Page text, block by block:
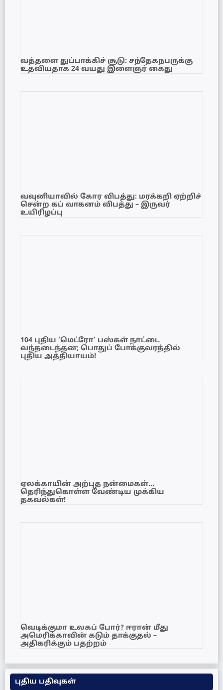
வத்தளை துப்பாக்கிச் சூடு: சந்தேகநபருக்கு
உதவியதாக 24 வயது இளைஞர் கைது
வவுனியாவில் கோர விபத்து: மரக்கறி ஏற்றிச்
சென்ற கப் வாகனம் விபத்து – இருவர்
உயிரிழப்பு
104 புதிய ‘மெட்ரோ’ பஸ்கள் நாட்டை
வந்தடைந்தன; பொதுப் போக்குவரத்தில்
புதிய அத்தியாயம்!
ஏலக்காயின் அற்புத நன்மைகள்…
தெரிந்துகொள்ள வேண்டிய முக்கிய
தகவல்கள்!
வெடிக்குமா உலகப் போர்? ஈரான் மீது
அமெரிக்காவின் கடும் தாக்குதல் –
அதிகரிக்கும் பதற்றம்
புதிய பதிவுகள்